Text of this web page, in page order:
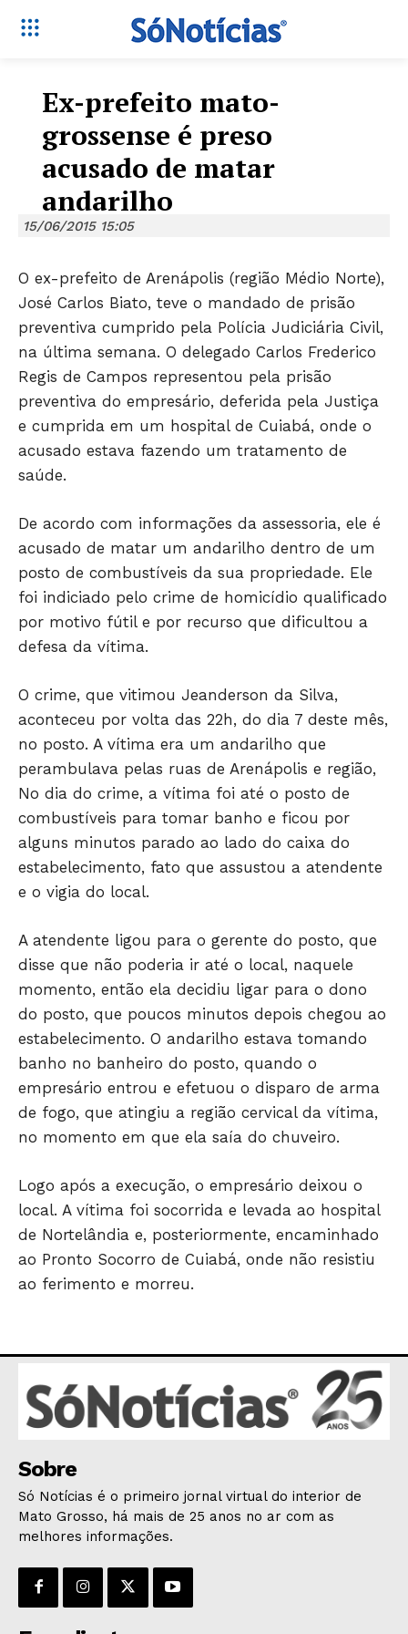
Só Notícias
HOME
POLÍTICA
POLÍCIA
ESPORTES
OPINIÃO
GERAL
EDUCAÇÃO
SAÚDE
AGRONOTÍCIAS
Ex-prefeito mato-
grossense é preso
acusado de matar
andarilho
15/06/2015 15:05
O ex-prefeito de Arenápolis (região Médio Norte),
José Carlos Biato, teve o mandado de prisão
preventiva cumprido pela Polícia Judiciária Civil,
na última semana. O delegado Carlos Frederico
Regis de Campos representou pela prisão
preventiva do empresário, deferida pela Justiça
e cumprida em um hospital de Cuiabá, onde o
acusado estava fazendo um tratamento de
saúde.
De acordo com informações da assessoria, ele é
acusado de matar um andarilho dentro de um
posto de combustíveis da sua propriedade. Ele
foi indiciado pelo crime de homicídio qualificado
por motivo fútil e por recurso que dificultou a
defesa da vítima.
O crime, que vitimou Jeanderson da Silva,
aconteceu por volta das 22h, do dia 7 deste mês,
no posto. A vítima era um andarilho que
perambulava pelas ruas de Arenápolis e região,
No dia do crime, a vítima foi até o posto de
combustíveis para tomar banho e ficou por
alguns minutos parado ao lado do caixa do
estabelecimento, fato que assustou a atendente
e o vigia do local.
A atendente ligou para o gerente do posto, que
disse que não poderia ir até o local, naquele
momento, então ela decidiu ligar para o dono
do posto, que poucos minutos depois chegou ao
estabelecimento. O andarilho estava tomando
banho no banheiro do posto, quando o
empresário entrou e efetuou o disparo de arma
de fogo, que atingiu a região cervical da vítima,
no momento em que ela saía do chuveiro.
Logo após a execução, o empresário deixou o
local. A vítima foi socorrida e levada ao hospital
de Nortelândia e, posteriormente, encaminhado
ao Pronto Socorro de Cuiabá, onde não resistiu
ao ferimento e morreu.
Sobre
Só Notícias é o primeiro jornal virtual do interior de
Mato Grosso, há mais de 25 anos no ar com as
melhores informações.